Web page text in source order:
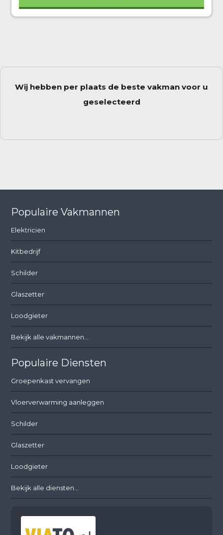
Wij hebben per plaats de beste vakman voor u
geselecteerd
Populaire Vakmannen
Elektricien
Kitbedrijf
Schilder
Glaszetter
Loodgieter
Bekijk alle vakmannen...
Populaire Diensten
Groepenkast vervangen
Vloerverwarming aanleggen
Schilder
Glaszetter
Loodgieter
Bekijk alle diensten...